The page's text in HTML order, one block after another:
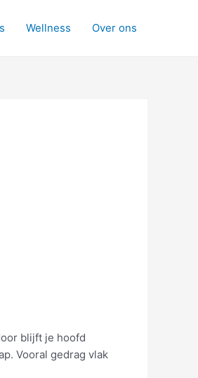
Wellness Over ons
blijft je hoofd
Vooral gedrag vlak